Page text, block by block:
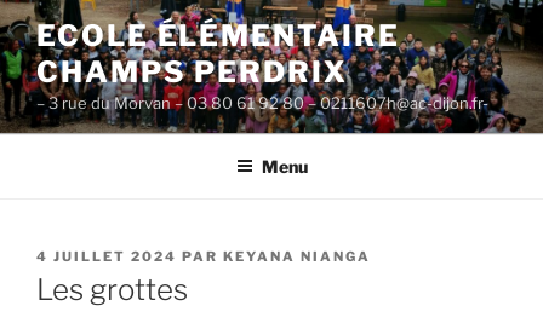
Aller
au
contenu
principal
ECOLE ÉLÉMENTAIRE
CHAMPS PERDRIX
– 3 rue du Morvan – 03 80 61 92 80 – 0211607h@ac-dijon.fr-
Menu
PUBLIÉ
LE
4 JUILLET 2024 PAR KEYANA NIANGA
Les grottes